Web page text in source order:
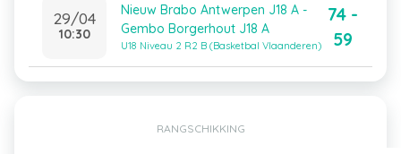
29/04
10:30
Nieuw Brabo Antwerpen J18 A -
Gembo Borgerhout J18 A
U18 Niveau 2 R2 B (Basketbal Vlaanderen)
74 -
59
RANGSCHIKKING